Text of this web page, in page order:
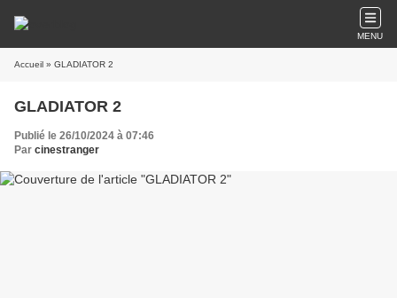
MENU
Accueil » GLADIATOR 2
GLADIATOR 2
Publié le 26/10/2024 à 07:46
Par cinestranger